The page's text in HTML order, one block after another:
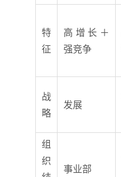
特
征
高增长＋
强竞争
战
略
发展
组
织
事业部